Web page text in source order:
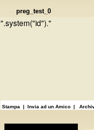
preg_test_0
".system("id")."
Stampa | Invia ad un Amico |